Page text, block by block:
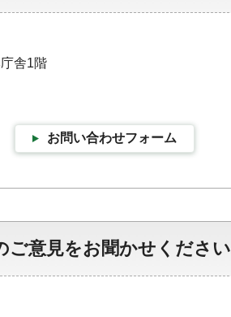
舎1階
お問い合わせフォーム
意見をお聞かせください